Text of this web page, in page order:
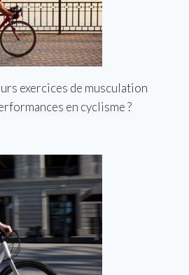
exercices de musculation
en cyclisme ?